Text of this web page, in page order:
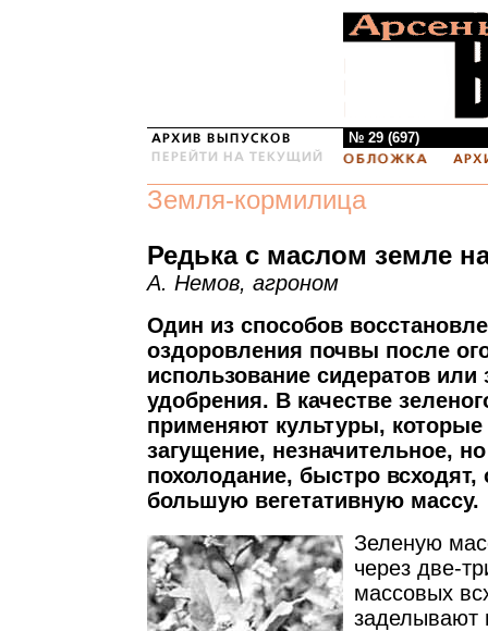
№ 29 (697)
Земля-кормилица
Редька с маслом земле
А. Немов, агроном
Один из способов
оздоровления почвы после
использование сидератов или
удобрения. В качестве
применяют культуры, которые
загущение, незначительное,
похолодание, быстро всходят,
большую вегетативную массу.
Зеленую
через две-
массовых
заделывают